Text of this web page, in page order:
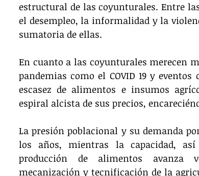
estructural de las coyunturales. Entre
el desempleo, la informalidad y la
sumatoria de ellas.
En cuanto a las coyunturales merecen
pandemias como el COVID 19 y
escasez de alimentos e insumos
espiral alcista de sus precios,
La presión poblacional y su demanda
los años, mientras la capacidad,
producción de alimentos avanza
mecanización y tecnificación de la